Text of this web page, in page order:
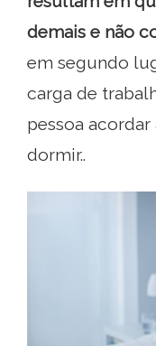
demais e não
em segundo
carga de
pessoa
dormir..